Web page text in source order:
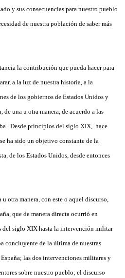
y sus consecuencias para nuestro pueblo
de nuestra población de saber más
la contribución que pueda hacer para
a la luz de nuestra historia, a la
de los gobiernos de Estados Unidos y
de una u otra manera, de acuerdo a las
Desde principios del siglo XIX, hace
ha sido un objetivo constante de la
de los Estados Unidos, desde entonces
otra manera, con este o aquel discurso,
que de manera directa ocurrió en
del siglo XIX hasta la intervención militar
concluyente de la última de nuestras
las dos intervenciones militares y
sobre nuestro pueblo; el discurso